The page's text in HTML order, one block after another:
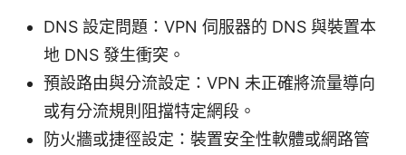
DNS 設定問題：VPN 伺服器的 DNS 與裝置本
地 DNS 發生衝突。
預設路由與分流設定：VPN 未正確將流量導向
或有分流規則阻擋特定網段。
防火牆或捷徑設定：裝置安全性軟體或網路管